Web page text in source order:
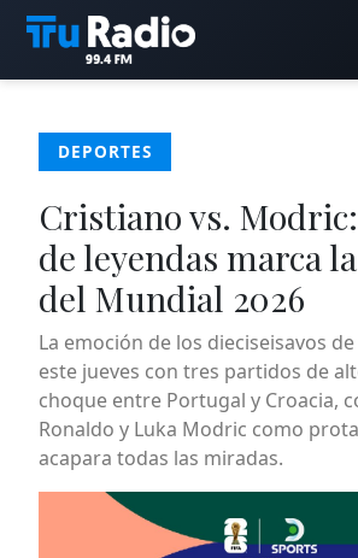
DEPORTES
Cristiano vs.
de leyendas marca
del Mundial 2026
La emoción de los dieciseisavos
este jueves con tres partidos de
choque entre Portugal y Croacia,
Ronaldo y Luka Modric como
acapara todas las miradas.